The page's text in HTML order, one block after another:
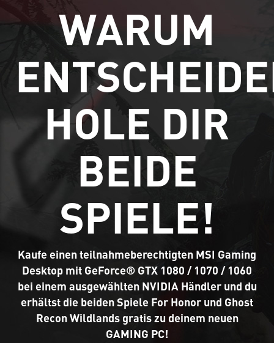
WARUM
HOLE DIR
BEIDE
SPIELE!
Kaufe einen teilnahmeberechtigten MSI Gaming
Desktop mit GeForce® GTX 1080 / 1070 / 1060
bei einem ausgewählten NVIDIA Händler und du
erhältst die beiden Spiele For Honor und Ghost
Recon Wildlands gratis zu deinem neuen
GAMING PC!